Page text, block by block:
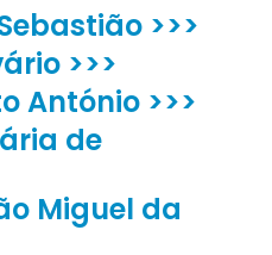
>>>
>>>
António >>>
de
Miguel da